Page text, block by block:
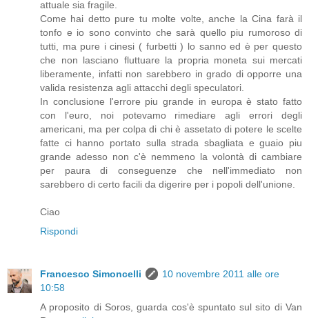
attuale sia fragile.
Come hai detto pure tu molte volte, anche la Cina farà il
tonfo e io sono convinto che sarà quello piu rumoroso di
tutti, ma pure i cinesi ( furbetti ) lo sanno ed è per questo
che non lasciano fluttuare la propria moneta sui mercati
liberamente, infatti non sarebbero in grado di opporre una
valida resistenza agli attacchi degli speculatori.
In conclusione l'errore piu grande in europa è stato fatto
con l'euro, noi potevamo rimediare agli errori degli
americani, ma per colpa di chi è assetato di potere le scelte
fatte ci hanno portato sulla strada sbagliata e guaio piu
grande adesso non c'è nemmeno la volontà di cambiare
per paura di conseguenze che nell'immediato non
sarebbero di certo facili da digerire per i popoli dell'unione.
Ciao
Rispondi
Francesco Simoncelli
10 novembre 2011 alle ore
10:58
A proposito di Soros, guarda cos'è spuntato sul sito di Van